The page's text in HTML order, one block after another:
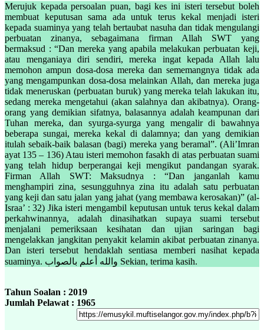
Merujuk kepada persoalan puan, bagi kes ini isteri tersebut boleh
membuat keputusan sama ada untuk terus kekal menjadi isteri
kepada suaminya yang telah bertaubat nasuha dan tidak mengulangi
perbuatan zinanya, sebagaimana firman Allah SWT yang
bermaksud : “Dan mereka yang apabila melakukan perbuatan keji,
atau menganiaya diri sendiri, mereka ingat kepada Allah lalu
memohon ampun dosa-dosa mereka dan sememangnya tidak ada
yang mengampunkan dosa-dosa melainkan Allah, dan mereka juga
tidak meneruskan (perbuatan buruk) yang mereka telah lakukan itu,
sedang mereka mengetahui (akan salahnya dan akibatnya). Orang-
orang yang demikian sifatnya, balasannya adalah keampunan dari
Tuhan mereka, dan syurga-syurga yang mengalir di bawahnya
beberapa sungai, mereka kekal di dalamnya; dan yang demikian
itulah sebaik-baik balasan (bagi) mereka yang beramal”. (Ali’Imran
ayat 135 – 136) Atau isteri memohon fasakh di atas perbuatan suami
yang telah hidup berperangai keji mengikut pandangan syarak.
Firman Allah SWT: Maksudnya : “Dan janganlah kamu
menghampiri zina, sesungguhnya zina itu adalah satu perbuatan
yang keji dan satu jalan yang jahat (yang membawa kerosakan)” (al-
Israa’ : 32) Jika isteri mengambil keputusan untuk terus kekal dalam
perkahwinannya, adalah dinasihatkan supaya suami tersebut
menjalani pemeriksaan kesihatan dan ujian saringan bagi
mengelakkan jangkitan penyakit kelamin akibat perbuatan zinanya.
Dan isteri tersebut hendaklah sentiasa memberi nasihat kepada
suaminya. والله أعلم بالصواب Sekian, terima kasih.
Tahun Soalan : 2019
Jumlah Pelawat : 1965